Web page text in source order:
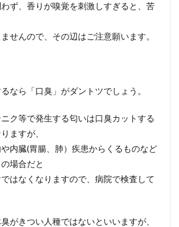
ず、香りが嗅覚を刺激しすぎると、苦
せんので、その辺はご注意願います。
なら「口臭」がダントツでしょう。
ク等で発生する匂いは口臭カットする
ますが、
内臓(胃腸、肺）疾患からくるものなど
場合だと
はなくなりますので、病院で検査して
がきつい人種ではないといいますが、